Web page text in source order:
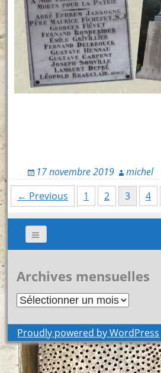
17 novembre 2019 michel
Posts
navigation
← Previous 1 2 3 4
Archives mensuelles
Archives
Proudly powered by WordPress